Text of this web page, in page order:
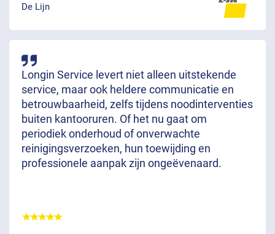
De Lijn
Longin Service levert niet alleen uitstekende
service, maar ook heldere communicatie en
betrouwbaarheid, zelfs tijdens noodinterventies
buiten kantooruren. Of het nu gaat om
periodiek onderhoud of onverwachte
reinigingsverzoeken, hun toewijding en
professionele aanpak zijn ongeëvenaard.